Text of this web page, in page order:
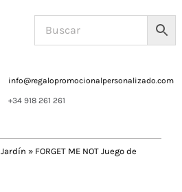
info@regalopromocionalpersonalizado.com
+34 918 261 261
Jardín » FORGET ME NOT Juego de